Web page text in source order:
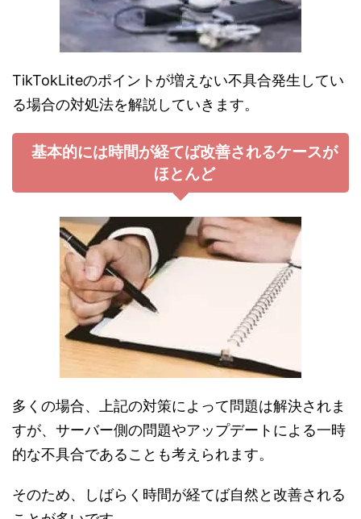
TikTokLiteのポイントが増えない不具合発生してい
る場合の対処法を解説していきます。
基本的には時間が経てば改善されるケースが
ほとんど
多くの場合、上記の対策によって問題は解決されま
すが、サーバー側の問題やアップデートによる一時
的な不具合であることも考えられます。
そのため、しばらく時間が経てば自然と改善される